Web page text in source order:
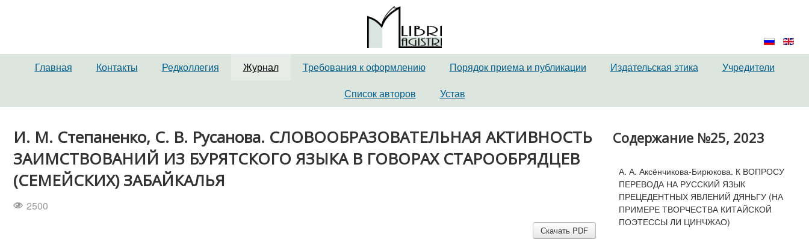
Главная Контакты Редколлегия Журнал Требования к оформлению Порядок приема и публикации Издательская этика
Учредители
Список авторов
Устав
И. М. Степаненко, С. В. Русанова. СЛОВООБРАЗОВАТЕЛЬНАЯ АКТИВНОСТЬ
ЗАИМСТВОВАНИЙ ИЗ БУРЯТСКОГО ЯЗЫКА В ГОВОРАХ СТАРООБРЯДЦЕВ
(СЕМЕЙСКИХ) ЗАБАЙКАЛЬЯ
2500
Скачать PDF
Содержание №25, 2023
А. А. Аксёнчикова-Бирюкова. К ВОПРОСУ
ПЕРЕВОДА НА РУССКИЙ ЯЗЫК
ПРЕЦЕДЕНТНЫХ ЯВЛЕНИЙ ДЯНЬГУ (НА
ПРИМЕРЕ ТВОРЧЕСТВА КИТАЙСКОЙ
ПОЭТЕССЫ ЛИ ЦИНЧЖАО)